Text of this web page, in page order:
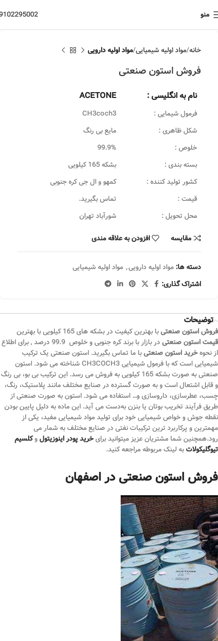
منو
خانه مواد اولیه شیمیایی مواد اولیه دارویی
فروش استون صنعتی
نام به انگلیسی : ACETONE
فرمول شیمایی :
CH3coch3
شکل ظاهری :
مایع بی رنگ
خلوص :
99.9%
بسته بندی :
بشکه 165 کیلویی
کشور تولید کننده :
کمهو و ال جی کره جنوبی
قیمت :
تماس بگیرید.
محل تحویل :
شورآباد تهران
مقایسه افزودن به علاقه مندی
دسته ها: مواد اولیه دارویی, مواد اولیه شیمیایی
اشتراک گذاری:
توضیحات
فروش استون صنعتیبا بهترین کیفیت در بشکه های 165 کیلویی با بهترین
قیمت استون صنعتی
در بازار با برند کره جنوبی و خلوص 99.9 درصد , برای اطلاع
از نحوهخرید استون صنعتیبا ما تماس بگیرید. استون صنعتی یک ترکیب
شیمیایی است که با فرمول شیمیایی CH3COCH3 شناخته می ‌شود. استون
صنعتی به صورت بشکه 165 کیلویی به فروش می رسد. این ترکیب بی ‌بو، بی ‌رنگ
و قابل اشتعال است و به‌ صورت گسترده در صنایع مختلف مانند پلاستیک، رنگ،
چسب، عطرسازی، داروسازی و… استفاده می‌ شود. استون به ‌صورت صنعتی از
طریق فرآیند تخریب بوتان یا بنزن به‌دست می ‌آید. این ماده به دلیل پایین بودن
نقطه جوش و خواص شیمیایی خود برای تولید مواد شیمیایی مفید، یکی از
مهمترین و پرکاربرد ترین ترکیبات نفتی در صنایع مختلف به ‌شمار می
‌رود.همچنین شما مشتریان عزیز میتوانید برایخرید پودر اینوزیتولوکلسیم
تیوگلیکولاتبه لینک مربوطه مراجعه کنید.
فروش استون صنعتی در اصفهان